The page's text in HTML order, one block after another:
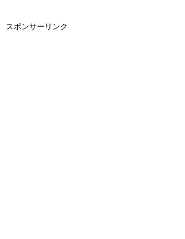
スポンサーリンク